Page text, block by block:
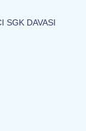
SGK DAVASI